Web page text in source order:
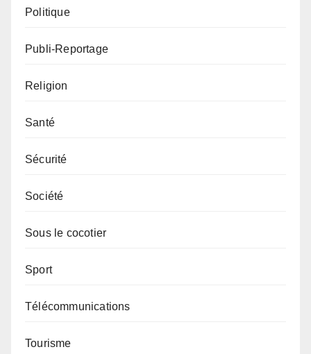
Politique
Publi-Reportage
Religion
Santé
Sécurité
Société
Sous le cocotier
Sport
Télécommunications
Tourisme